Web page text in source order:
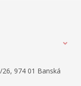
974 01 Banská